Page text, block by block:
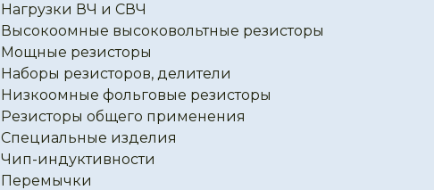
Нагрузки ВЧ и СВЧ
Высокоомные высоковольтные резисторы
Мощные резисторы
Наборы резисторов, делители
Низкоомные фольговые резисторы
Резисторы общего применения
Специальные изделия
Чип-индуктивности
Перемычки